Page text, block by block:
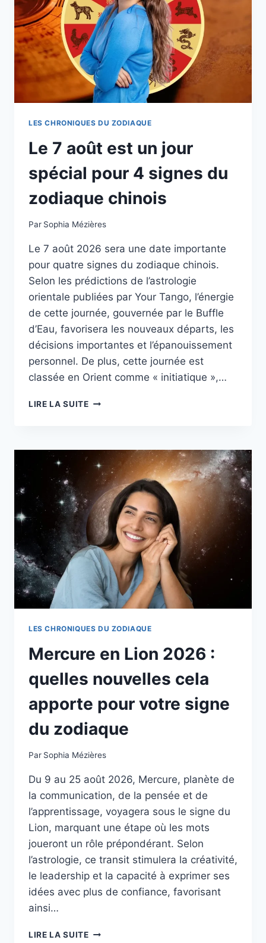
SELON
LA
NUMÉROLOGIE
LES CHRONIQUES DU ZODIAQUE
Le 7 août est un jour
spécial pour 4 signes du
zodiaque chinois
Par Sophia Mézières
Le 7 août 2026 sera une date importante
pour quatre signes du zodiaque chinois.
Selon les prédictions de l’astrologie
orientale publiées par Your Tango, l’énergie
de cette journée, gouvernée par le Buffle
d’Eau, favorisera les nouveaux départs, les
décisions importantes et l’épanouissement
personnel. De plus, cette journée est
classée en Orient comme « initiatique »,…
LIRE LA SUITELE
UN
JOUR
SPÉCIAL
POUR
4
SIGNES
DU
ZODIAQUE
CHINOIS
LES CHRONIQUES DU ZODIAQUE
Mercure en Lion 2026 :
quelles nouvelles cela
apporte pour votre signe
du zodiaque
Par Sophia Mézières
Du 9 au 25 août 2026, Mercure, planète de
la communication, de la pensée et de
l’apprentissage, voyagera sous le signe du
Lion, marquant une étape où les mots
joueront un rôle prépondérant. Selon
l’astrologie, ce transit stimulera la créativité,
le leadership et la capacité à exprimer ses
idées avec plus de confiance, favorisant
ainsi…
LIRE LA SUITEMERCURE